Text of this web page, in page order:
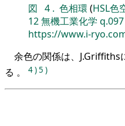
図 4 . 色相環 (HSL色
12無機工業化学 q.097
https://www.i-
余色の関係は、J.Griffiths
る 。
4)5 )